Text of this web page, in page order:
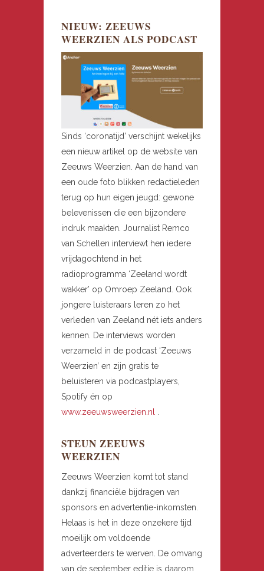
NIEUW: ZEEUWS
WEERZIEN ALS PODCAST
Sinds ‘coronatijd’ verschijnt wekelijks
een nieuw artikel op de website van
Zeeuws Weerzien. Aan de hand van
een oude foto blikken redactieleden
terug op hun eigen jeugd: gewone
belevenissen die een bijzondere
indruk maakten. Journalist Remco
van Schellen interviewt hen iedere
vrijdagochtend in het
radioprogramma ‘Zeeland wordt
wakker’ op Omroep Zeeland. Ook
jongere luisteraars leren zo het
verleden van Zeeland nét iets anders
kennen. De interviews worden
verzameld in de podcast ‘Zeeuws
Weerzien’ en zijn gratis te
beluisteren via podcastplayers,
Spotify én op
www.zeeuwsweerzien.nl
STEUN ZEEUWS
WEERZIEN
Zeeuws Weerzien komt tot stand
dankzij financiële bijdragen van
sponsors en advertentie-inkomsten.
Helaas is het in deze onzekere tijd
moeilijk om voldoende
adverteerders te werven. De omvang
van de september editie is daarom